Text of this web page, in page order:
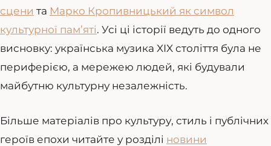
сцени та Марко Кропивницький як символ
культурної пам’яті. Усі ці історії ведуть до одного
висновку: українська музика XIX століття була не
периферією, а мережею людей, які будували
майбутню культурну незалежність.
Більше матеріалів про культуру, стиль і публічних
героїв епохи читайте у розділі новини